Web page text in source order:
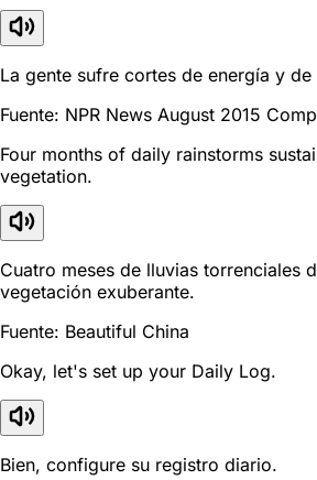
La gente sufre cortes de energía y
Fuente: NPR News August 2015
Four months of daily rainstorms
vegetation.
Cuatro meses de lluvias torrenciales
vegetación exuberante.
Fuente: Beautiful China
Okay, let's set up your Daily Log.
Bien, configure su registro diario.